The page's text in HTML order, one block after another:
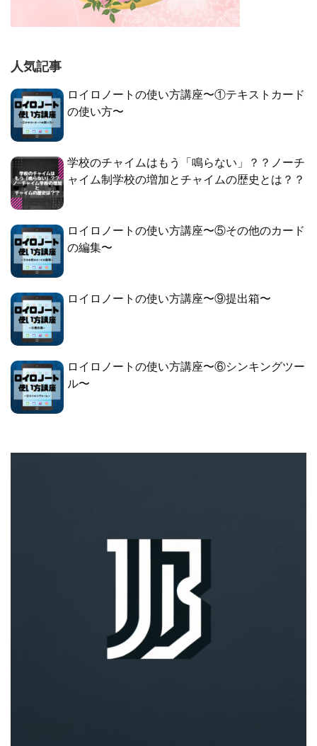
人気記事
ロイロノートの使い方講座〜①テキストカード
の使い方〜
学校のチャイムはもう「鳴らない」？？ノーチ
ャイム制学校の増加とチャイムの歴史とは？？
ロイロノートの使い方講座〜⑤その他のカード
の編集〜
ロイロノートの使い方講座〜⑨提出箱〜
ロイロノートの使い方講座〜⑥シンキングツー
ル〜